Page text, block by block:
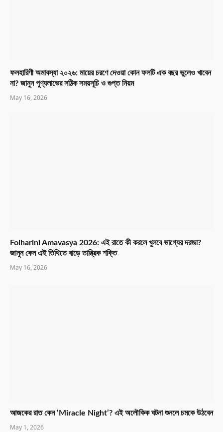
ফলহারিণী অমাবস্যা ২০২৬: মায়ের চরণে দেওয়া কোন ফলটি এক বছর ভুলেও খাবেন
না? জানুন পুণ্যলাভের সঠিক সময়সূচি ও গুপ্ত নিয়ম
May 16, 2026
Folharini Amavasya 2026: এই রাতে কী করলে খুলবে ভাগ্যের দরজা?
জানুন কেন এই তিথিতে বাড়ে তান্ত্রিক শক্তি
May 16, 2026
আজকের রাত কেন ‘Miracle Night’? এই অলৌকিক ঘটনা শুনলে চমকে উঠবেন
May 1, 2026